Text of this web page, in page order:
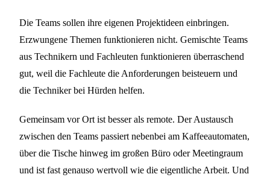
Die Teams sollen ihre eigenen Projektideen einbringen.
Erzwungene Themen funktionieren nicht. Gemischte Teams
aus Technikern und Fachleuten funktionieren überraschend
gut, weil die Fachleute die Anforderungen beisteuern und
die Techniker bei Hürden helfen.
Gemeinsam vor Ort ist besser als remote. Der Austausch
zwischen den Teams passiert nebenbei am Kaffeeautomaten,
über die Tische hinweg im großen Büro oder Meetingraum
und ist fast genauso wertvoll wie die eigentliche Arbeit. Und